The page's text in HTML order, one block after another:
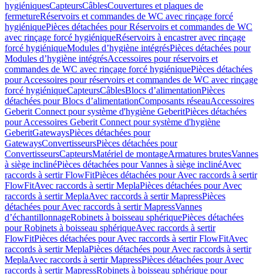
hygiéniquesCapteursCâblesCouvertures et plaques de
fermetureRéservoirs et commandes de WC avec rinçage forcé
hygiéniquePièces détachées pour Réservoirs et commandes de WC
avec rinçage forcé hygiéniqueRéservoirs à encastrer avec rinçage
forcé hygiéniqueModules d’hygiène intégrésPièces détachées pour
Modules d’hygiène intégrésAccessoires pour réservoirs et
commandes de WC avec rinçage forcé hygiéniquePièces détachées
pour Accessoires pour réservoirs et commandes de WC avec rinçage
forcé hygiéniqueCapteursCâblesBlocs d’alimentationPièces
détachées pour Blocs d’alimentationComposants réseauAccessoires
Geberit Connect pour système d'hygiène GeberitPièces détachées
pour Accessoires Geberit Connect pour système d'hygiène
GeberitGatewaysPièces détachées pour
GatewaysConvertisseursPièces détachées pour
ConvertisseursCapteursMatériel de montageArmatures brutesVannes
à siège inclinéPièces détachées pour Vannes à siège inclinéAvec
raccords à sertir FlowFitPièces détachées pour Avec raccords à sertir
FlowFitAvec raccords à sertir MeplaPièces détachées pour Avec
raccords à sertir MeplaAvec raccords à sertir MapressPièces
détachées pour Avec raccords à sertir MapressVannes
d’échantillonnageRobinets à boisseau sphériquePièces détachées
pour Robinets à boisseau sphériqueAvec raccords à sertir
FlowFitPièces détachées pour Avec raccords à sertir FlowFitAvec
raccords à sertir MeplaPièces détachées pour Avec raccords à sertir
MeplaAvec raccords à sertir MapressPièces détachées pour Avec
raccords à sertir MapressRobinets à boisseau sphérique pour